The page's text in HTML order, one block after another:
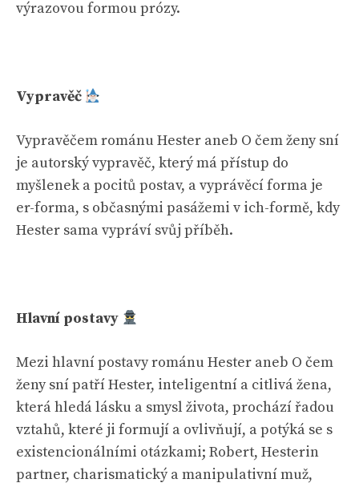
výrazovou formou prózy.
Vypravěč
Vypravěčem románu Hester aneb O čem ženy sní
je autorský vypravěč, který má přístup do
myšlenek a pocitů postav, a vyprávěcí forma je
er-forma, s občasnými pasážemi v ich-formě, kdy
Hester sama vypráví svůj příběh.
Hlavní postavy
Mezi hlavní postavy románu Hester aneb O čem
ženy sní patří Hester, inteligentní a citlivá žena,
která hledá lásku a smysl života, prochází řadou
vztahů, které ji formují a ovlivňují, a potýká se s
existencionálními otázkami; Robert, Hesterin
partner, charismatický a manipulativní muž,